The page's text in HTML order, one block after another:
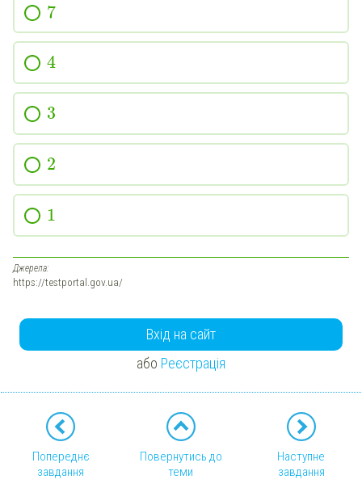
7
4
3
2
1
Джерела:
https://testportal.gov.ua/
Вхід на сайт
або Реєстрація
Попереднє
завдання
Повернутись до
теми
Наступне
завдання